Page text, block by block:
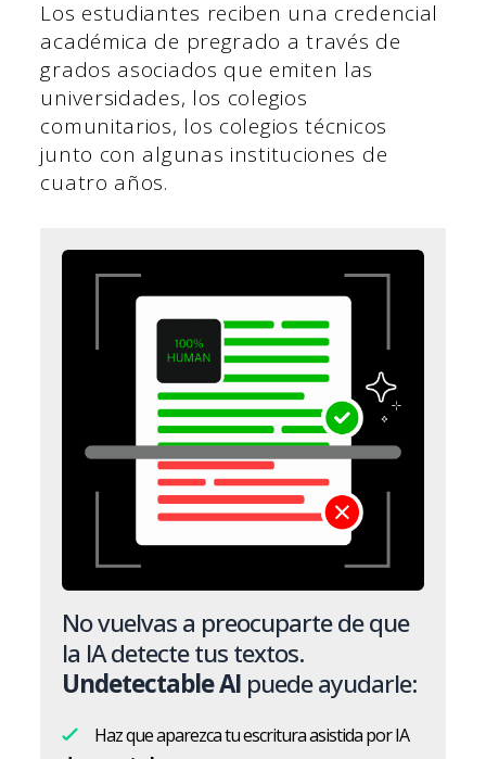
Los estudiantes reciben una credencial
académica de pregrado a través de
grados asociados que emiten las
universidades, los colegios
comunitarios, los colegios técnicos
junto con algunas instituciones de
cuatro años.
No vuelvas a preocuparte de que
la IA detecte tus textos.
Undetectable AI puede ayudarle:
Haz que aparezca tu escritura asistida por IA